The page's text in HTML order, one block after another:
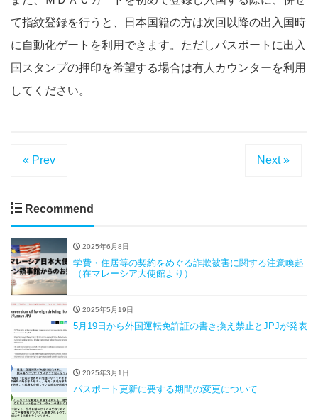
て指紋登録を行うと、日本国籍の方は次回以降の出入国時
に自動化ゲートを利用できます。ただしパスポートに出入
国スタンプの押印を希望する場合は有人カウンターを利用
してください。
« Prev Next »
Recommend
2025年6月8日
学費・住居等の契約をめぐる詐欺被害に関する注意喚起
（在マレーシア大使館より）
2025年5月19日
5月19日から外国運転免許証の書き換え禁止とJPJが発表
2025年3月1日
パスポート更新に要する期間の変更について